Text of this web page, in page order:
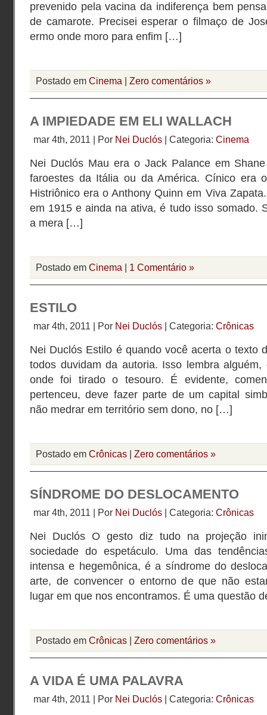
prevenido pela vacina da indiferença bem
de camarote. Precisei esperar o filmaço de
ermo onde moro para enfim […]
Postado em Cinema | Zero comentários »
A IMPIEDADE EM ELI WALLACH
mar 4th, 2011 | Por Nei Duclós | Categoria: Cinema
Nei Duclós Mau era o Jack Palance em
faroestes da Itália ou da América. Cínico era
Histriônico era o Anthony Quinn em Viva
em 1915 e ainda na ativa, é tudo isso somado.
a mera […]
Postado em Cinema | 1 Comentário »
ESTILO
mar 4th, 2011 | Por Nei Duclós | Categoria: Crônicas
Nei Duclós Estilo é quando você acerta o texto
todos duvidam da autoria. Isso lembra
onde foi tirado o tesouro. É evidente,
pertenceu, deve fazer parte de um capital
não medrar em território sem dono, no […]
Postado em Crônicas | Zero comentários »
SÍNDROME DO DESLOCAMENTO
mar 4th, 2011 | Por Nei Duclós | Categoria: Crônicas
Nei Duclós O gesto diz tudo na projeção
sociedade do espetáculo. Uma das
intensa e hegemônica, é a síndrome do
arte, de convencer o entorno de que não
lugar em que nos encontramos. É uma questão
Postado em Crônicas | Zero comentários »
A VIDA É UMA PALAVRA
mar 4th, 2011 | Por Nei Duclós | Categoria: Crônicas